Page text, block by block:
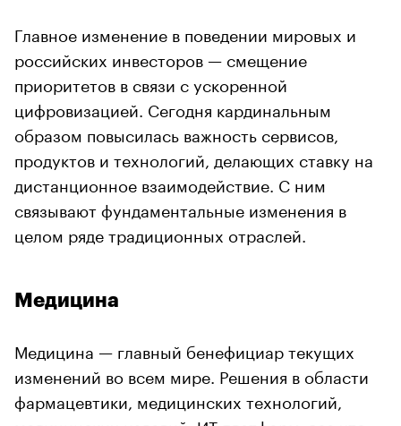
Главное изменение в поведении мировых и
российских инвесторов — смещение
приоритетов в связи с ускоренной
цифровизацией. Сегодня кардинальным
образом повысилась важность сервисов,
продуктов и технологий, делающих ставку на
дистанционное взаимодействие. С ним
связывают фундаментальные изменения в
целом ряде традиционных отраслей.
Медицина
Медицина — главный бенефициар текущих
изменений во всем мире. Решения в области
фармацевтики, медицинских технологий,